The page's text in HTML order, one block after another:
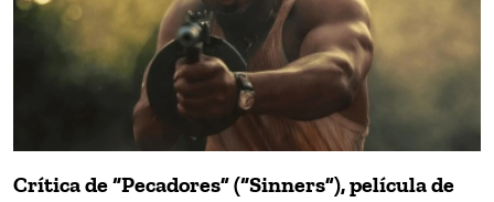
Crítica de “Pecadores” (“Sinners”), película de